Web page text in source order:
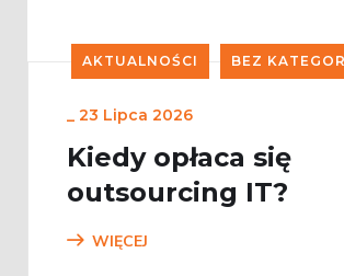
AKTUALNOŚCI BEZ
_ 23 Lipca 2026
Kiedy opłaca się
outsourcing IT?
WIĘCEJ